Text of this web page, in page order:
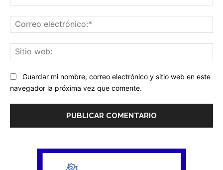
Guardar mi nombre, correo electrónico y sitio web en este
navegador la próxima vez que comente.